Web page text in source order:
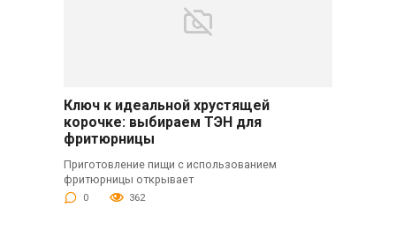
Ключ к идеальной хрустящей
корочке: выбираем ТЭН для
фритюрницы
Приготовление пищи с использованием
фритюрницы открывает
0 362